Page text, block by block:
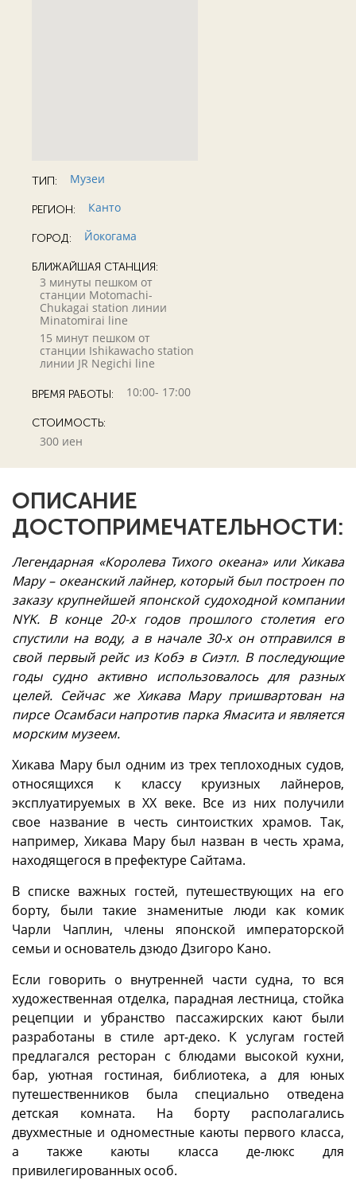
ТИП: Музеи
РЕГИОН: Канто
ГОРОД: Йокогама
БЛИЖАЙШАЯ СТАНЦИЯ:
3 минуты пешком от
станции Motomachi-
Chukagai station линии
Minatomirai line
15 минут пешком от
станции Ishikawacho station
линии JR Negichi line
ВРЕМЯ РАБОТЫ: 10:00- 17:00
СТОИМОСТЬ:
300 иен
ОПИСАНИЕ
ДОСТОПРИМЕЧАТЕЛЬНОСТИ:
Легендарная «Королева Тихого океана» или Хикава
Мару – океанский лайнер, который был построен по
заказу крупнейшей японской судоходной компании
NYK. В конце 20-х годов прошлого столетия его
спустили на воду, а в начале 30-х он отправился в
свой первый рейс из Кобэ в Сиэтл. В последующие
годы судно активно использовалось для разных
целей. Сейчас же Хикава Мару пришвартован на
пирсе Осамбаси напротив парка Ямасита и является
морским музеем.
Хикава Мару был одним из трех теплоходных судов,
относящихся к классу круизных лайнеров,
эксплуатируемых в ХХ веке. Все из них получили
свое название в честь синтоистких храмов. Так,
например, Хикава Мару был назван в честь храма,
находящегося в префектуре Сайтама.
В списке важных гостей, путешествующих на его
борту, были такие знаменитые люди как комик
Чарли Чаплин, члены японской императорской
семьи и основатель дзюдо Дзигоро Кано.
Если говорить о внутренней части судна, то вся
художественная отделка, парадная лестница, стойка
рецепции и убранство пассажирских кают были
разработаны в стиле арт-деко. К услугам гостей
предлагался ресторан с блюдами высокой кухни,
бар, уютная гостиная, библиотека, а для юных
путешественников была специально отведена
детская комната. На борту располагались
двухместные и одноместные каюты первого класса,
а также каюты класса де-люкс для
привилегированных особ.